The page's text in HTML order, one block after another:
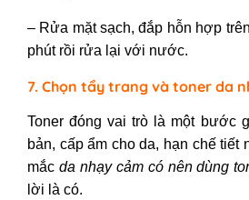
– Rửa mặt sạch, đắp hỗn hợp
phút rồi rửa lại với nước.
7. Chọn tẩy trang và toner da
Toner đóng vai trò là một bước
bản, cấp ẩm cho da, hạn chế tiết
mắc da nhạy cảm có nên dùng
lời là có.